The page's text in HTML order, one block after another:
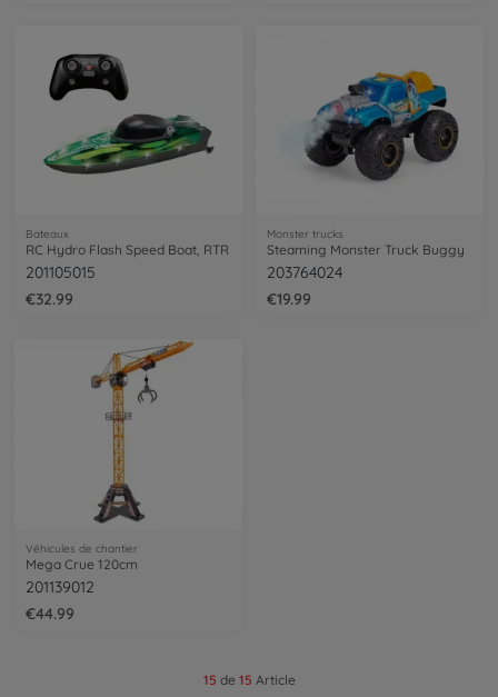
Bateaux
RC Hydro Flash Speed Boat, RTR
201105015
€32.99
Monster trucks
Steaming Monster Truck Buggy
203764024
€19.99
Véhicules de chantier
Mega Crue 120cm
201139012
€44.99
15 de 15 Article